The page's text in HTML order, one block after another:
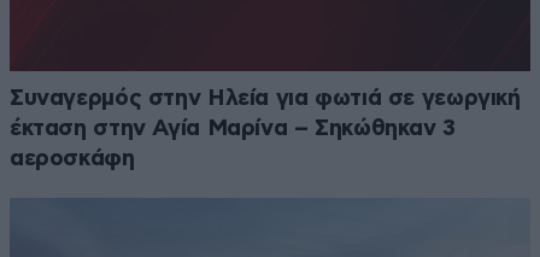
Συναγερμός στην Ηλεία για φωτιά σε γεωργική
έκταση στην Αγία Μαρίνα – Σηκώθηκαν 3
αεροσκάφη